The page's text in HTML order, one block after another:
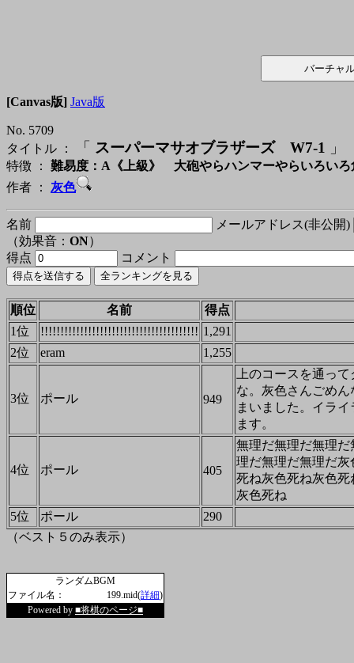
[Canvas版] Java版
No. 5709
タイトル ：
「 スーパーマサオブラザーズ W7-1 」
特徴 ： 難易度：A《上級》 大砲やらハンマーやらいろいろ
作者 ： 灰色
名前
メールアドレス(非公開)
（効果音： ON）
得点
コメント
順位 名前 得点
1位
!!!!!!!!!!!!!!!!!!!!!!!!!!!!!!!!!!!!!!!! 1,291
2位
eram 1,255
3位 ポール 949
上のコースを通っ
な。灰色さんごめ
まいました。イラ
ます。
4位 ポール 405
無理だ無理だ無理
理だ無理だ無理だ
死ね灰色死ね灰色
灰色死ね
5位
ポール
290
（ベスト５のみ表示）
ランダムBGM
ファイル名：
199.mid(詳細)
Powered by ■将棋のページ■